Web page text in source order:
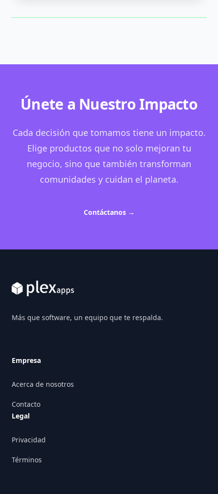
Únete a Nuestro Impacto
Cada decisión que tomamos tiene un impacto.
Elige productos que no solo mejoran tu
negocio, sino que también transforman
comunidades y cuidan el planeta.
Contáctanos →
Más que software, un equipo que te respalda.
Empresa
Acerca de nosotros
Contacto
Legal
Privacidad
Términos